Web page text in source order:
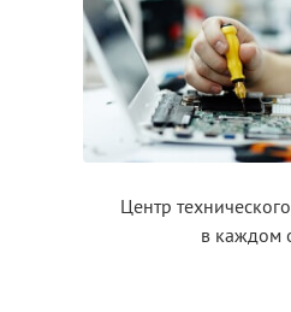
Центр
в каждом